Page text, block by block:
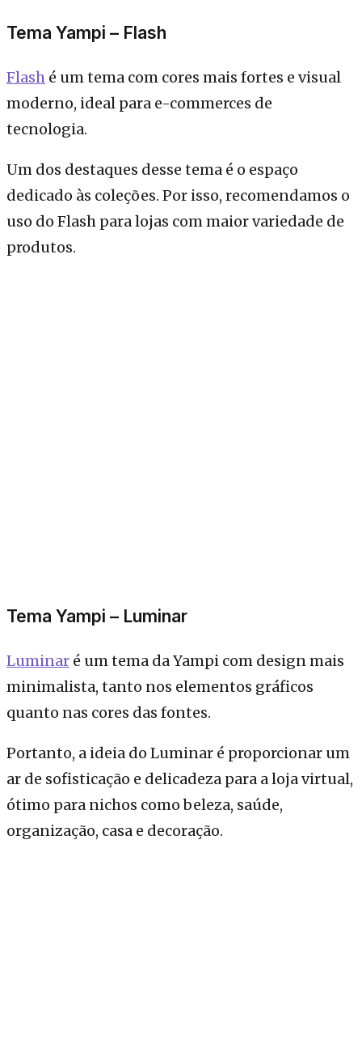
Tema Yampi – Flash
Flash é um tema com cores mais fortes e visual
moderno, ideal para e-commerces de
tecnologia.
Um dos destaques desse tema é o espaço
dedicado às coleções. Por isso, recomendamos o
uso do Flash para lojas com maior variedade de
produtos.
Tema Yampi – Luminar
Luminar é um tema da Yampi com design mais
minimalista, tanto nos elementos gráficos
quanto nas cores das fontes.
Portanto, a ideia do Luminar é proporcionar um
ar de sofisticação e delicadeza para a loja virtual,
ótimo para nichos como beleza, saúde,
organização, casa e decoração.